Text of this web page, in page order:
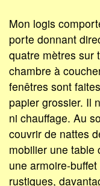
Mon logis
porte donnant
quatre mètres sur
chambre à
fenêtres sont
papier grossier. Il
ni chauffage. Au
couvrir de nattes
mobilier une table
une armoire-
rustiques,